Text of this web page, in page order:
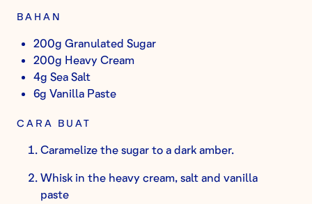
BAHAN
200g Granulated Sugar
200g Heavy Cream
4g Sea Salt
6g Vanilla Paste
CARA BUAT
Caramelize the sugar to a dark amber.
Whisk in the heavy cream, salt and vanilla
paste